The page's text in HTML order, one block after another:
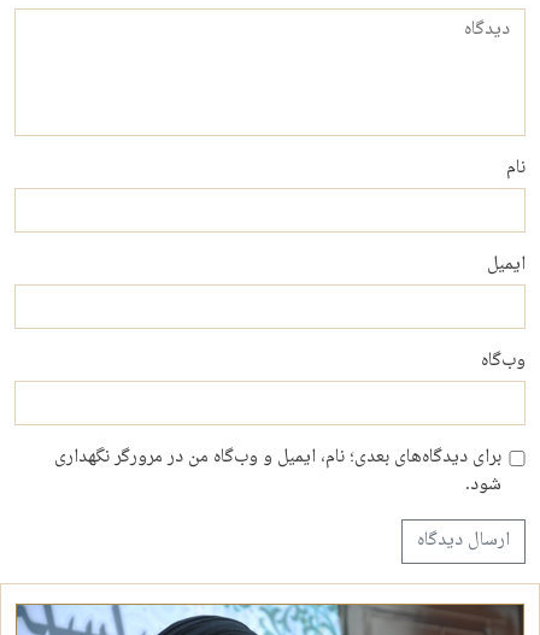
دیدگاه
نام
ایمیل
وب‌گاه
برای دیدگاه‌های بعدی؛ نام، ایمیل و وب‌گاه من در مرورگر نگهداری
شود.